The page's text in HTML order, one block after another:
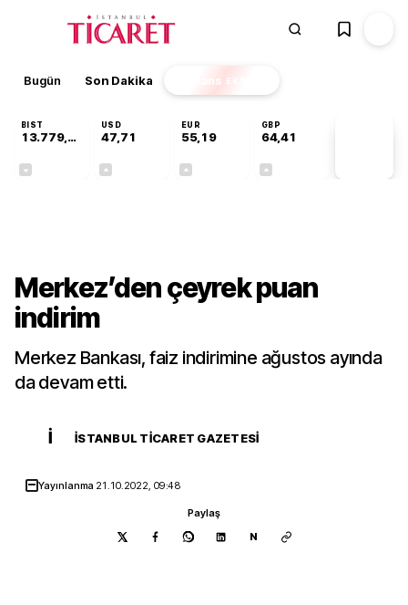
Bugün Son Dakika Finans EKSTRA
BIST
13.779,39
USD
47,71
EUR
55,19
GBP
64,41
Merkez’den çeyrek puan
indirim
Merkez Bankası, faiz indirimine ağustos ayında
da devam etti.
İ İSTANBUL TICARET GAZETESI
Yayınlanma 21.10.2022, 09:48
Paylaş
N